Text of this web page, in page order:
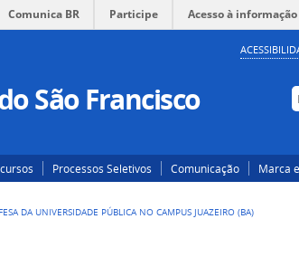
Comunica BR Participe Acesso à informação
São Francisco
Processos Seletivos Comunicação Marca
DA UNIVERSIDADE PÚBLICA NO CAMPUS JUAZEIRO (BA)